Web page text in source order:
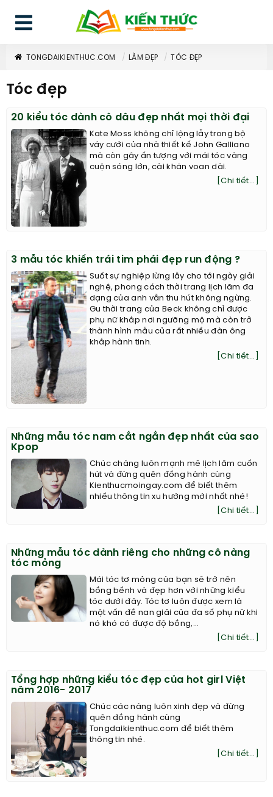
TONGDAIKIENTHUC.COM LÀM ĐẸP TÓC ĐẸP
Tóc đẹp
20 kiểu tóc dành cô dâu đẹp nhất mọi thời đại
Kate Moss không chỉ lộng lẫy trong bộ
váy cưới của nhà thiết kế John Galliano
mà còn gây ấn tượng với mái tóc vàng
cuộn sóng lớn, cài khăn voan dài.
[Chi tiết...]
3 mẫu tóc khiến trái tim phái đẹp run động ?
Suốt sự nghiệp lừng lẫy cho tới ngày giải
nghệ, phong cách thời trang lịch lãm đa
dạng của anh vẫn thu hút không ngừng.
Gu thời trang của Beck không chỉ được
phụ nữ khắp nơi ngưỡng mộ mà còn trở
thành hình mẫu của rất nhiều đàn ông
khắp hành tinh.
[Chi tiết...]
Những mẫu tóc nam cắt ngắn đẹp nhất của sao
Kpop
Chúc chàng luôn mạnh mẽ lịch lãm cuốn
hút và đừng quên đồng hành cùng
Kienthucmoingay.com để biết thêm
nhiều thông tin xu hướng mới nhất nhé!
[Chi tiết...]
Những mẫu tóc dành riêng cho những cô nàng
tóc mỏng
Mái tóc tơ mỏng của bạn sẽ trở nên
bồng bềnh và đẹp hơn với những kiểu
tóc dưới đây. Tóc tơ luôn được xem là
một vấn đề nan giải của đa số phụ nữ khi
nó khó có được độ bồng,...
[Chi tiết...]
Tổng hợp những kiểu tóc đẹp của hot girl Việt
năm 2016- 2017
Chúc các nàng luôn xinh đẹp và đừng
quên đồng hành cùng
Tongdaikienthuc.com để biết thêm
thông tin nhé.
[Chi tiết...]